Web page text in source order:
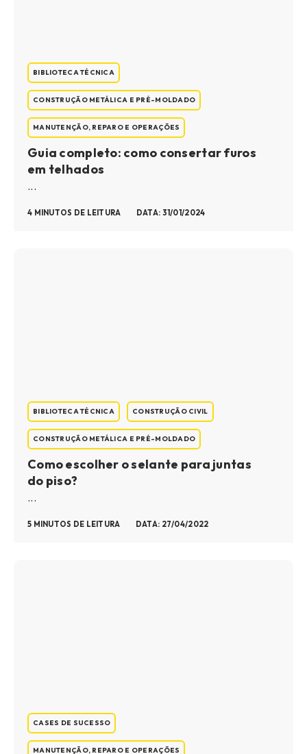
BIBLIOTECA TÉCNICA
CONSTRUÇÃO METÁLICA E PRÉ-MOLDADO
MANUTENÇÃO, REPARO E OPERAÇÕES
Guia completo: como consertar furos
em telhados
...
4 MINUTOS DE LEITURA DATA: 31/01/2024
BIBLIOTECA TÉCNICA CONSTRUÇÃO CIVIL
CONSTRUÇÃO METÁLICA E PRÉ-MOLDADO
Como escolher o selante para juntas
do piso?
...
5 MINUTOS DE LEITURA DATA: 27/04/2022
CASES DE SUCESSO
MANUTENÇÃO, REPARO E OPERAÇÕES